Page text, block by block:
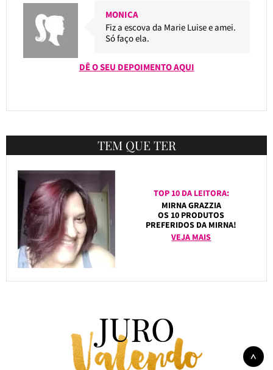
MONICA
Fiz a escova da Marie Luise e amei.
Só faço ela.
DÊ O SEU DEPOIMENTO AQUI
TEM QUE TER
TOP 10 DA LEITORA:
MIRNA GRAZZIA
OS 10 PRODUTOS
PREFERIDOS DA MIRNA!
VEJA MAIS